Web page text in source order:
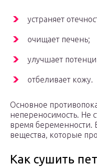
устраняет
очищает печень;
улучшает
отбеливает кожу.
Основное
непереносимость. Не
время беременности.
вещества, которые
Как сушить